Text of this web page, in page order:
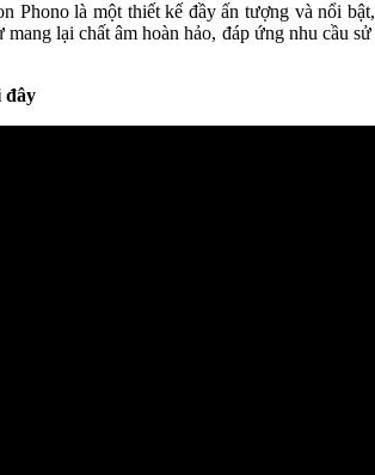
Phono là một thiết kế đầy ấn tượng và nổi
lại chất âm hoàn hảo, đáp ứng nhu
đây